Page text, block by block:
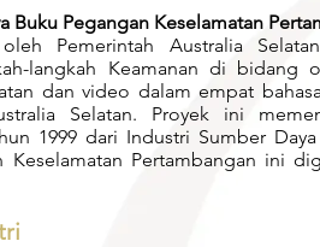
Buku Pegangan Keselamatan
Pemerintah Australia
langkah Keamanan di bidang
dan video dalam empat
Selatan.
Proyek ini
1999 dari Industri Sumber
Keselamatan Pertambangan ini